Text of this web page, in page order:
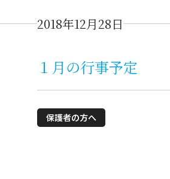
2018年12月28日
１月の行事予定
保護者の方へ